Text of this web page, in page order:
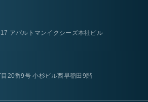
アパルトマンイクシーズ本社ビル
20番9号 小杉ビル西早稲田9階